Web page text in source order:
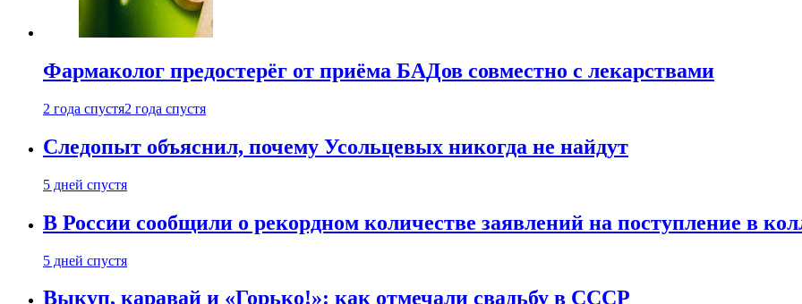
Фармаколог предостерёг от приёма БАДов совместно с лекарствами
2 года спустя2 года спустя
Следопыт объяснил, почему Усольцевых никогда не найдут
5 дней спустя
В России сообщили о рекордном количестве заявлений на поступление в
5 дней спустя
Выкуп, каравай и «Горько!»: как отмечали свадьбу в СССР